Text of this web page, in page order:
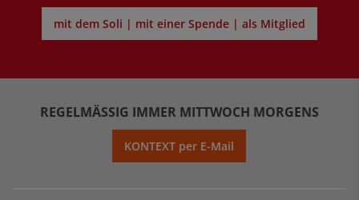
mit dem Soli | mit einer Spende | als Mitglied
REGELMÄSSIG IMMER MITTWOCH MORGENS
KONTEXT per E-Mail